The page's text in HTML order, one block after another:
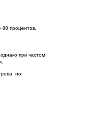
процентов.
при частом
но: